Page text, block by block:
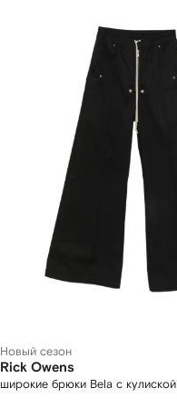
Новый сезон
Rick Owens
широкие брюки Bela с кулиской